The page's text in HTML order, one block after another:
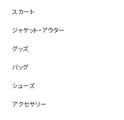
スカート
ジャケット・アウター
グッズ
バッグ
シューズ
アクセサリー